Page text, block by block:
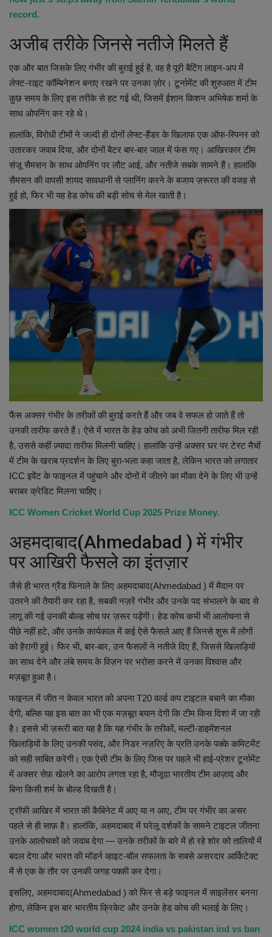
record.
अजीब तरीके जिनसे नतीजे मिलते हैं
एक और बात जिसके लिए गंभीर की बुराई हुई है, वह है पूरी बैटिंग लाइन-अप में
लेफ्ट-राइट कॉम्बिनेशन बनाए रखने पर उनका ज़ोर। टूर्नामेंट की शुरुआत में टीम
कुछ समय के लिए इस तरीके से हट गई थी, जिसमें ईशान किशन अभिषेक शर्मा के
साथ ओपनिंग कर रहे थे।
हालांकि, विरोधी टीमों ने जल्दी ही दोनों लेफ्ट-हैंडर के खिलाफ एक ऑफ-स्पिनर को
उतारकर जवाब दिया, और दोनों बैटर बार-बार जाल में फंस गए। आखिरकार टीम
संजू सैमसन के साथ ओपनिंग पर लौट आई, और नतीजे सबके सामने हैं। हालांकि
सैमसन की वापसी शायद सावधानी से प्लानिंग करने के बजाय ज़रूरत की वजह से
हुई हो, फिर भी यह हेड कोच की बड़ी सोच से मेल खाती है।
फैंस अक्सर गंभीर के तरीकों की बुराई करते हैं और जब वे सफल हो जाते हैं तो
उनकी तारीफ करते हैं। ऐसे में भारत के हेड कोच को अभी जितनी तारीफ मिल रही
है, उससे कहीं ज़्यादा तारीफ मिलनी चाहिए। हालांकि उन्हें अक्सर घर पर टेस्ट मैचों
में टीम के खराब प्रदर्शन के लिए बुरा-भला कहा जाता है, लेकिन भारत को लगातार
ICC इवेंट के फाइनल में पहुंचाने और दोनों में जीतने का मौका देने के लिए भी उन्हें
बराबर क्रेडिट मिलना चाहिए।
ICC Women Cricket World Cup 2025 Prize Money.
अहमदाबाद(Ahmedabad ) में गंभीर
पर आखिरी फैसले का इंतज़ार
जैसे ही भारत ग्रैंड फिनाले के लिए अहमदाबाद(Ahmedabad ) में मैदान पर
उतरने की तैयारी कर रहा है, सबकी नज़रें गंभीर और उनके पद संभालने के बाद से
लागू की गई उनकी बोल्ड सोच पर ज़रूर पड़ेंगी। हेड कोच कभी भी आलोचना से
पीछे नहीं हटे, और उनके कार्यकाल में कई ऐसे फैसले आए हैं जिनसे शुरू में लोगों
को हैरानी हुई। फिर भी, बार-बार, उन फैसलों ने नतीजे दिए हैं, जिससे खिलाड़ियों
का साथ देने और लंबे समय के विज़न पर भरोसा करने में उनका विश्वास और
मज़बूत हुआ है।
फाइनल में जीत न केवल भारत को अपना T20 वर्ल्ड कप टाइटल बचाने का मौका
देगी, बल्कि यह इस बात का भी एक मज़बूत बयान देगी कि टीम किस दिशा में जा रही
है। इससे भी ज़रूरी बात यह है कि यह गंभीर के तरीकों, मल्टी-डाइमेंशनल
खिलाड़ियों के लिए उनकी पसंद, और निडर नज़रिए के प्रति उनके पक्के कमिटमेंट
को सही साबित करेगी। एक ऐसी टीम के लिए जिस पर पहले भी हाई-प्रेशर टूर्नामेंट
में अक्सर सेफ़ खेलने का आरोप लगता रहा है, मौजूदा भारतीय टीम आज़ाद और
बिना किसी शर्म के बोल्ड दिखती है।
ट्रॉफी आखिर में भारत की कैबिनेट में आए या न आए, टीम पर गंभीर का असर
पहले से ही साफ़ है। हालांकि, अहमदाबाद में घरेलू दर्शकों के सामने टाइटल जीतना
उनके आलोचकों को जवाब देगा — उनके तरीकों के बारे में हो रहे शोर को तालियों में
बदल देगा और भारत की मॉडर्न व्हाइट-बॉल सफलता के सबसे असरदार आर्किटेक्ट
में से एक के तौर पर उनकी जगह पक्की कर देगा।
इसलिए, अहमदाबाद(Ahmedabad ) को फिर से बड़े फाइनल में साइलेंसर बनना
होगा, लेकिन इस बार भारतीय क्रिकेट और उनके हेड कोच की भलाई के लिए।
ICC women t20 world cup 2024 india vs pakistan ind vs ban